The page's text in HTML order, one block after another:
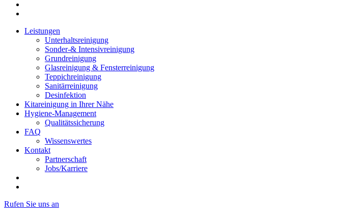
Leistungen
Unterhaltsreinigung
Sonder-& Intensivreinigung
Grundreinigung
Glasreinigung & Fensterreinigung
Teppichreinigung
Sanitärreinigung
Desinfektion
Kitareinigung in Ihrer Nähe
Hygiene-Management
Qualitätssicherung
FAQ
Wissenswertes
Kontakt
Partnerschaft
Jobs/Karriere
Rufen Sie uns an